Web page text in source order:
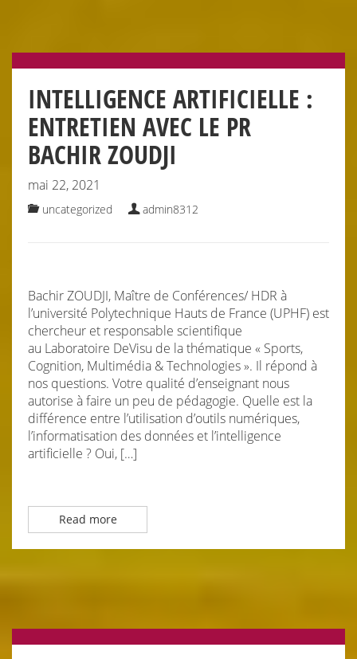
INTELLIGENCE ARTIFICIELLE :
ENTRETIEN AVEC LE PR
BACHIR ZOUDJI
mai 22, 2021
uncategorized admin8312
Bachir ZOUDJI, Maître de Conférences/ HDR à
l’université Polytechnique Hauts de France (UPHF) est
chercheur et responsable scientifique
au Laboratoire DeVisu de la thématique « Sports,
Cognition, Multimédia & Technologies ». Il répond à
nos questions. Votre qualité d’enseignant nous
autorise à faire un peu de pédagogie. Quelle est la
différence entre l’utilisation d’outils numériques,
l’informatisation des données et l’intelligence
artificielle ? Oui, […]
Read more